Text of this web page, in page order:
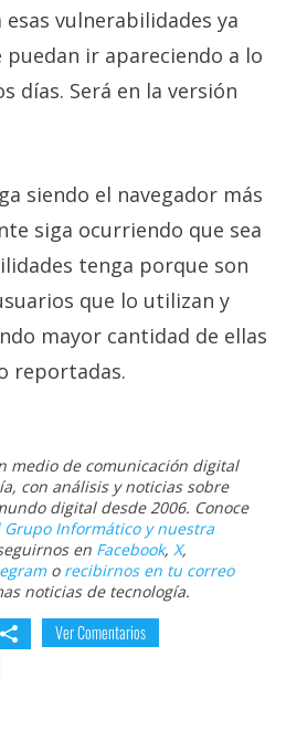
vulnerabilidades ya
puedan ir apareciendo a lo
días. Será en la versión
siendo el navegador más
siga ocurriendo que sea
tenga porque son
que lo utilizan y
mayor cantidad de ellas
reportadas.
medio de comunicación digital
con análisis y noticias sobre
digital desde 2006. Conoce
Grupo Informático y nuestra
en Facebook, X,
o recibirnos en tu correo
noticias de tecnología.
Ver Comentarios